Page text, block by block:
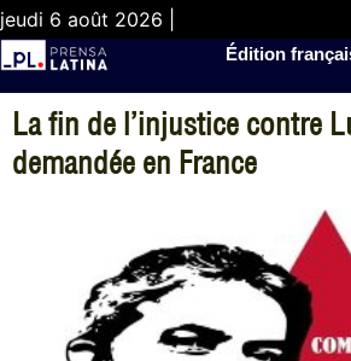
jeudi 6 août 2026 |
Édition
La fin de l’injustice contre
demandée en France